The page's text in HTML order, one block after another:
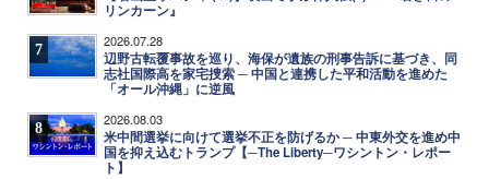
リンカーン』
7 2026.07.28
辺野古転覆事故を巡り、海保が遺族の刑事告訴に基づき、同
志社国際高を家宅捜索 ─ 中国と連携した平和活動を進めた
「オール沖縄」に逆風
8 2026.08.03
米中間選挙に向けて選挙不正を防げるか ─ 中東外交を進め中
国を抑え込むトランプ【─The Liberty─ワシントン・レポー
ト】